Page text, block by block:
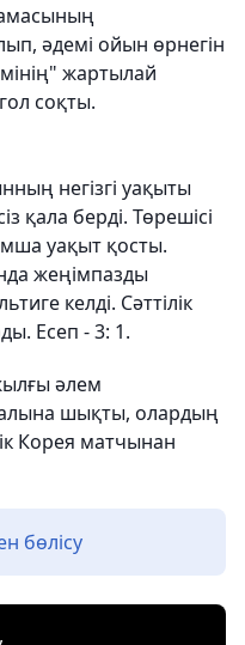
әдемі ойын өрнегін
жартылай
соқты.
негізгі уақыты
қала берді. Төрешісі
уақыт қосты.
жеңімпазды
келді. Сәттілік
Есеп - 3: 1.
әлем
шықты, олардың
Корея матчынан
бөлісу